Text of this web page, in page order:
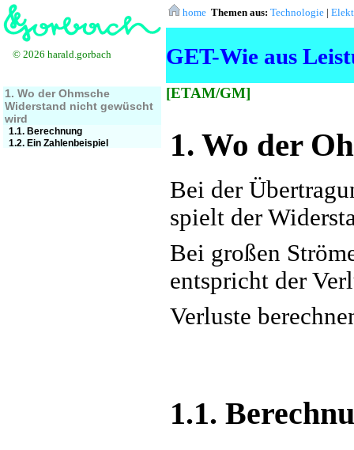
home Themen aus: Technologie |
GET-Wie aus
[ETAM/GM]
© 2026 harald.gorbach
1. Wo der Ohmsche
Widerstand nicht gewüscht
wird
1.1. Berechnung
1.2. Ein Zahlenbeispiel
1. Wo der
Bei der
spielt der
Bei großen
entspricht der
Verluste
1.1.